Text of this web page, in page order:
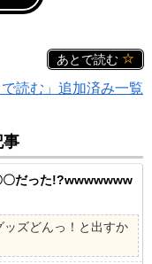
あとで読む
で読む」追加済み一覧
事
〇だった!?wwwwwww
ッズどんっ！と出すか